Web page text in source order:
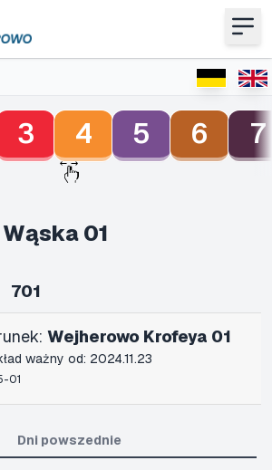
3 4 5 6 7
01
701
Wejherowo Krofeya 01
ważny od: 2024.11.23
01
Dni powszednie